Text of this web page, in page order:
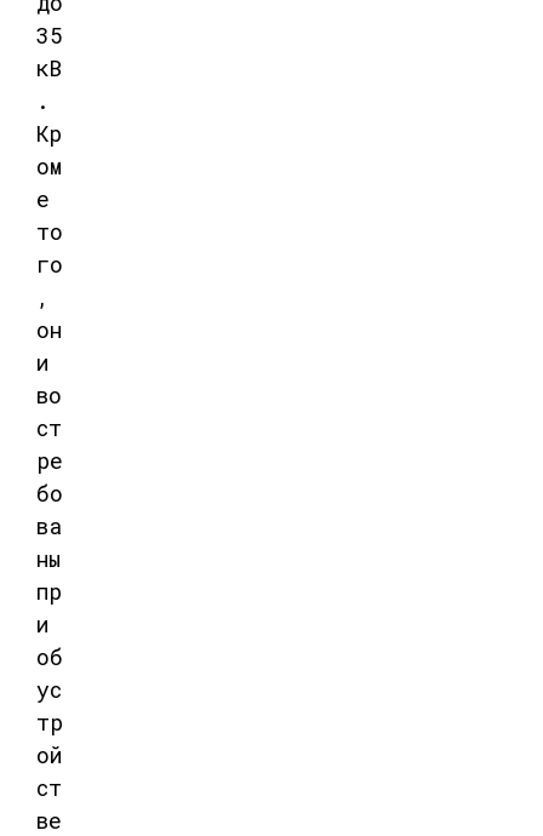
35
кВ
.
Кр
ом
е
то
го
,
он
и
во
ст
ре
бо
ва
ны
пр
и
об
ус
тр
ой
ст
ве